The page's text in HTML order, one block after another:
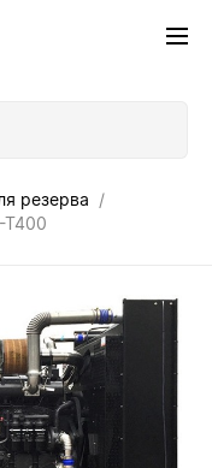
резерва
Т400